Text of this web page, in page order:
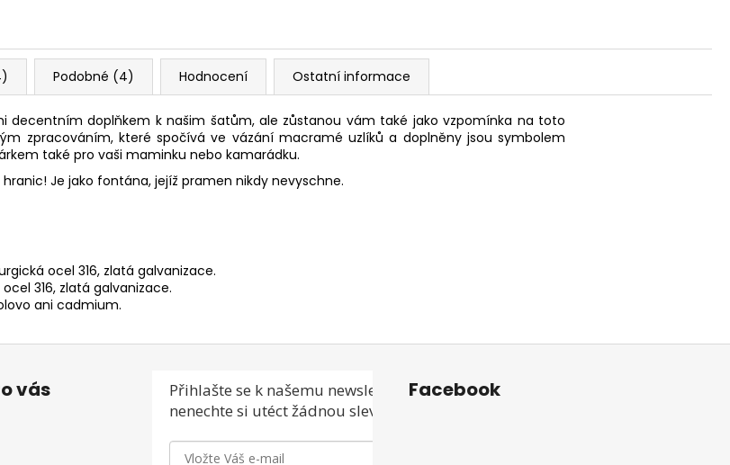
Podobné (4) Hodnocení Ostatní informace
decentním doplňkem k našim šatům, ale zůstanou vám také jako vzpomínka na toto
zpracováním, které spočívá ve vázání macramé uzlíků a doplněny jsou symbolem
také pro vaši maminku nebo kamarádku.
Je jako fontána, jejíž pramen nikdy nevyschne.
ocel 316, zlatá galvanizace.
316, zlatá galvanizace.
ani cadmium.
vás Přihlašte se k našemu newsletteru a
nenechte si utéct žádnou slevu ani akci!
Facebook